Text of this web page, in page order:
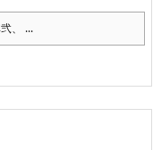
、 ...